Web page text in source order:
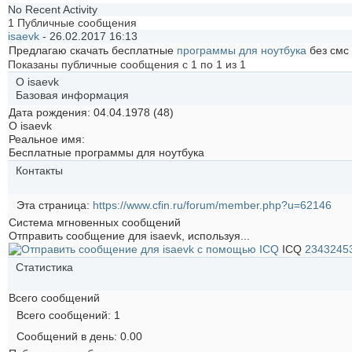
No Recent Activity
1 Публичные сообщения
isaevk - 26.02.2017 16:13
Предлагаю скачать бесплатные программы для ноутбука без смс
Показаны публичные сообщения с 1 по 1 из 1
О isaevk
Базовая информация
Дата рождения 04.04.1978 (48)
О isaevk
Реальное имя:
Бесплатные программы для ноутбука
Контакты
Эта страница
https://www.cfin.ru/forum/member.php?u=62146
Система мгновенных сообщений
Отправить сообщение для isaevk, используя...
ICQ
Статистика
Всего сообщений
Всего сообщений
1
Сообщений в день 0.00